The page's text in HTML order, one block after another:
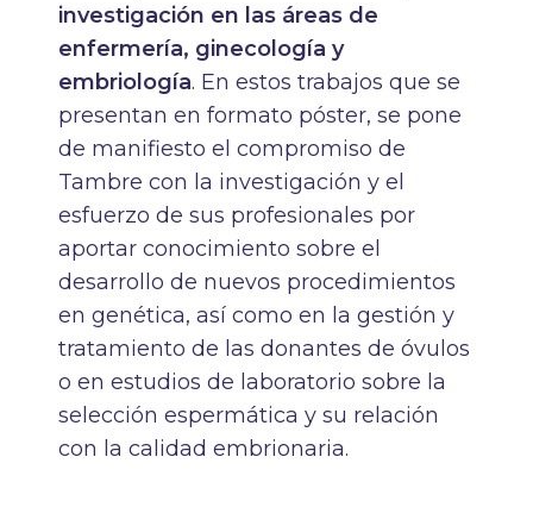
investigación en las áreas de
enfermería, ginecología y
embriología. En estos trabajos que se
presentan en formato póster, se pone
de manifiesto el compromiso de
Tambre con la investigación y el
esfuerzo de sus profesionales por
aportar conocimiento sobre el
desarrollo de nuevos procedimientos
en genética, así como en la gestión y
tratamiento de las donantes de óvulos
o en estudios de laboratorio sobre la
selección espermática y su relación
con la calidad embrionaria.